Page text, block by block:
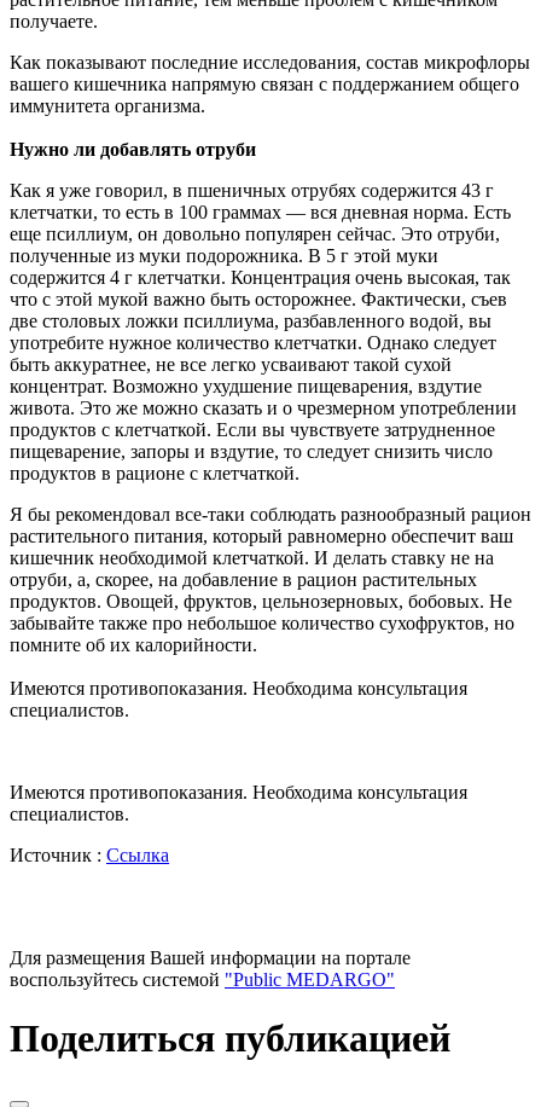
получаете.
Как показывают последние исследования, состав микрофлоры
вашего кишечника напрямую связан с поддержанием общего
иммунитета организма.
Нужно ли добавлять отруби
Как я уже говорил, в пшеничных отрубях содержится 43 г
клетчатки, то есть в 100 граммах — вся дневная норма. Есть
еще псиллиум, он довольно популярен сейчас. Это отруби,
полученные из муки подорожника. В 5 г этой муки
содержится 4 г клетчатки. Концентрация очень высокая, так
что с этой мукой важно быть осторожнее. Фактически, съев
две столовых ложки псиллиума, разбавленного водой, вы
употребите нужное количество клетчатки. Однако следует
быть аккуратнее, не все легко усваивают такой сухой
концентрат. Возможно ухудшение пищеварения, вздутие
живота. Это же можно сказать и о чрезмерном употреблении
продуктов с клетчаткой. Если вы чувствуете затрудненное
пищеварение, запоры и вздутие, то следует снизить число
продуктов в рационе с клетчаткой.
Я бы рекомендовал все-таки соблюдать разнообразный рацион
растительного питания, который равномерно обеспечит ваш
кишечник необходимой клетчаткой. И делать ставку не на
отруби, а, скорее, на добавление в рацион растительных
продуктов. Овощей, фруктов, цельнозерновых, бобовых. Не
забывайте также про небольшое количество сухофруктов, но
помните об их калорийности.
Имеются противопоказания. Необходима консультация
специалистов.
Имеются противопоказания. Необходима консультация
специалистов.
Источник : Ссылка
Для размещения Вашей информации на портале
воспользуйтесь системой "Public MEDARGO"
Поделиться публикацией